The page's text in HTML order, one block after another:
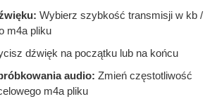
Wybierz szybkość transmisji w kb /
m4a pliku
dźwięk na początku lub na końcu
audio: Zmień częstotliwość
m4a pliku